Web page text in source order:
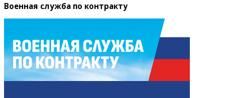
Военная служба по контракту